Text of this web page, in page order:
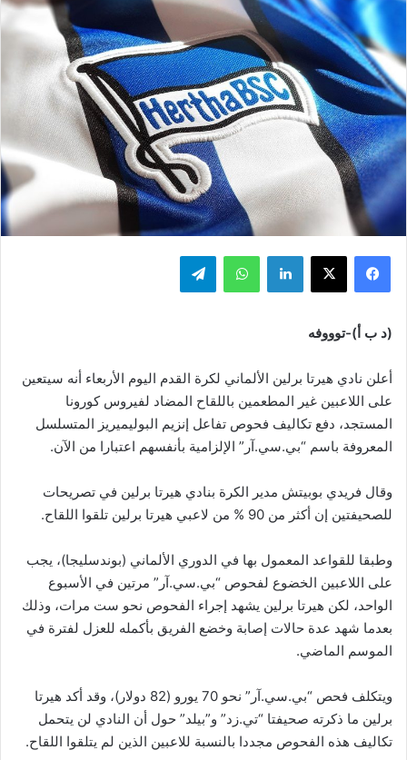
فيسبوك ‫X لينكدإن واتساب تيلقرام
(د ب أ)-توووفه
أعلن نادي هيرتا برلين الألماني لكرة القدم اليوم الأربعاء أنه سيتعين
على اللاعبين غير المطعمين باللقاح المضاد لفيروس كورونا
المستجد، دفع تكاليف فحوص تفاعل إنزيم البوليميريز المتسلسل
المعروفة باسم “بي.سي.آر” الإلزامية بأنفسهم اعتبارا من الآن.
وقال فريدي بوبيتش مدير الكرة بنادي هيرتا برلين في تصريحات
للصحيفتين إن أكثر من 90 % من لاعبي هيرتا برلين تلقوا اللقاح.
وطبقا للقواعد المعمول بها في الدوري الألماني (بوندسليجا)، يجب
على اللاعبين الخضوع لفحوص “بي.سي.آر” مرتين في الأسبوع
الواحد، لكن هيرتا برلين يشهد إجراء الفحوص نحو ست مرات، وذلك
بعدما شهد عدة حالات إصابة وخضع الفريق بأكمله للعزل لفترة في
الموسم الماضي.
ويتكلف فحص “بي.سي.آر” نحو 70 يورو (82 دولار)، وقد أكد هيرتا
برلين ما ذكرته صحيفتا “تي.زد” و”بيلد” حول أن النادي لن يتحمل
تكاليف هذه الفحوص مجددا بالنسبة للاعبين الذين لم يتلقوا اللقاح.